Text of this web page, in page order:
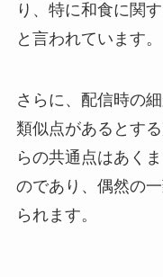
り、特に和食に関
と言われています。
さらに、配信時の
類似点があるとす
らの共通点はあく
のであり、偶然の
られます。